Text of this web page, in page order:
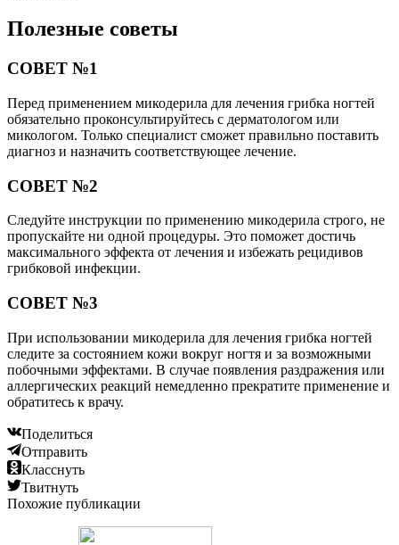
Полезные советы
СОВЕТ №1
Перед применением микодерила для лечения грибка ногтей
обязательно проконсультируйтесь с дерматологом или
микологом. Только специалист сможет правильно поставить
диагноз и назначить соответствующее лечение.
СОВЕТ №2
Следуйте инструкции по применению микодерила строго, не
пропускайте ни одной процедуры. Это поможет достичь
максимального эффекта от лечения и избежать рецидивов
грибковой инфекции.
СОВЕТ №3
При использовании микодерила для лечения грибка ногтей
следите за состоянием кожи вокруг ногтя и за возможными
побочными эффектами. В случае появления раздражения или
аллергических реакций немедленно прекратите применение и
обратитесь к врачу.
Поделиться
Отправить
Класснуть
Твитнуть
Похожие публикации